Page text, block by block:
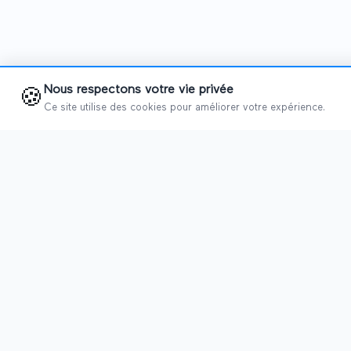
🍪 Nous respectons votre vie privée
Ce site utilise des cookies pour améliorer votre expérience.